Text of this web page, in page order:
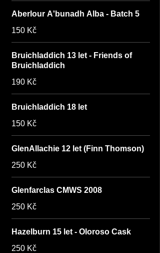
Aberlour A'bunadh Alba - Batch 5
150 Kč
Bruichladdich 13 let - Friends of
Bruichladdich
190 Kč
Bruichladdich 18 let
150 Kč
GlenAllachie 12 let (Finn Thomson)
250 Kč
Glenfarclas CMWS 2008
250 Kč
Hazelburn 15 let - Oloroso Cask
250 Kč